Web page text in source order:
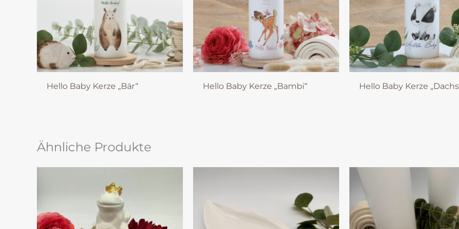
Hello Baby Kerze „Bär“ Hello Baby Kerze „Bambi“ Hello Baby Kerze
Ähnliche Produkte